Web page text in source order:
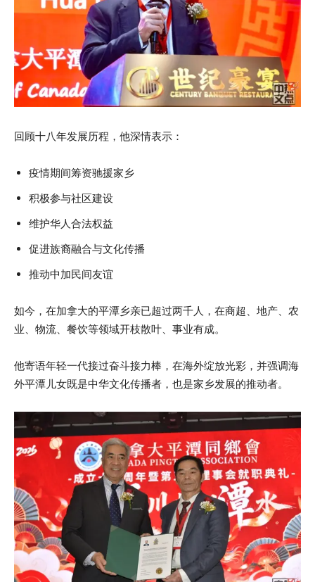
回顾十八年发展历程，他深情表示：
疫情期间筹资驰援家乡
积极参与社区建设
维护华人合法权益
促进族裔融合与文化传播
推动中加民间友谊
如今，在加拿大的平潭乡亲已超过两千人，在商超、地产、农
业、物流、餐饮等领域开枝散叶、事业有成。
他寄语年轻一代接过奋斗接力棒，在海外绽放光彩，并强调海
外平潭儿女既是中华文化传播者，也是家乡发展的推动者。